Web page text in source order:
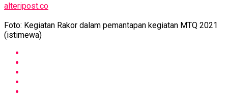
alteripost.co
Foto: Kegiatan Rakor dalam pemantapan kegiatan MTQ 2021
(istimewa)